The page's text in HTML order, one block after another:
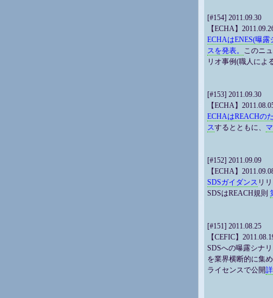
[#154] 2011.09.30
【ECHA】
ECHAはENES(曝
スを発表。 このニ
リオ事例(職人によ
[#153] 2011.09.30
【ECHA】
ECHAはREACHの
スするとともに、
[#152] 2011.09.09
【ECHA】
SDSガイダンス リ
SDSはREACH規則
[#151] 2011.08.25
【CEFIC】
SDSへの曝露シナ
を業界横断的に集
ライセンスで公開